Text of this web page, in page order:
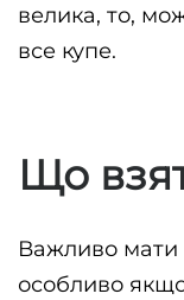
велика, то,
все купе.
Що
Важливо мати
особливо якщо